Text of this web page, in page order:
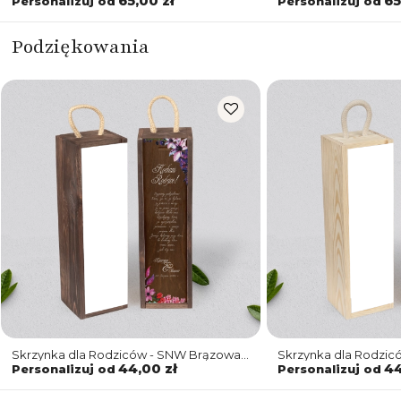
Podziękowania
Skrzynka dla Rodziców - SNW Brązowa
Akwarelowe Wianki Motyw 7
Personalizuj od 44,00 zł
Skrzynka dla
Akwarelowe Wianki
Personalizuj od